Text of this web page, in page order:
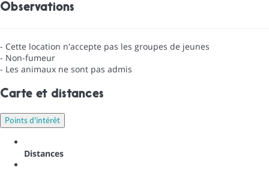
Observations
- Cette location n'accepte pas les groupes de jeunes
- Non-fumeur
- Les animaux ne sont pas admis
Carte et distances
Points d'intérêt
Distances